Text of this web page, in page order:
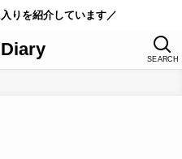
りを紹介しています／
SEARCH